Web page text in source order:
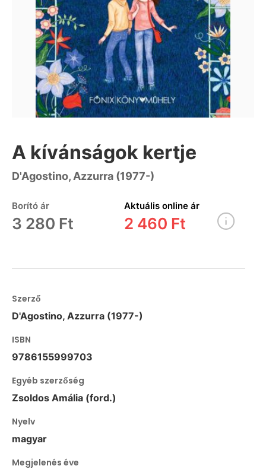
A kívánságok kertje
D'Agostino, Azzurra (1977-)
Borító ár
3 280 Ft
Aktuális online ár
2 460 Ft
Szerző
D'Agostino, Azzurra (1977-)
ISBN
9786155999703
Egyéb szerzőség
Zsoldos Amália (ford.)
Nyelv
magyar
Megjelenés éve